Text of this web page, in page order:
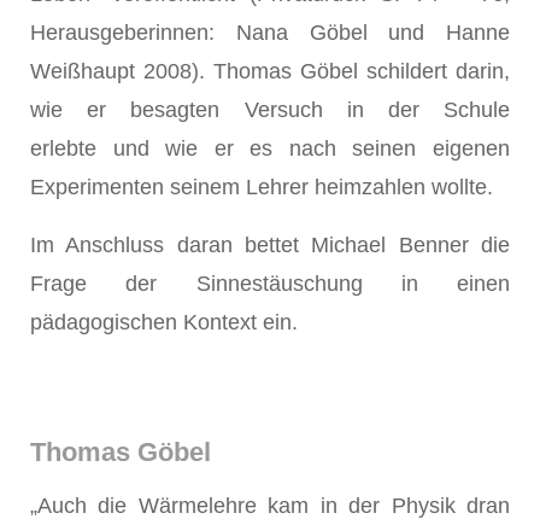
Herausgeberinnen: Nana Göbel und Hanne
Weißhaupt 2008). Thomas Göbel schildert darin,
wie er besagten Versuch in der Schule
erlebte und wie er es nach seinen eigenen
Experimenten seinem Lehrer heimzahlen wollte.
Im Anschluss daran bettet Michael Benner die
Frage der Sinnestäuschung in einen
pädagogischen Kontext ein.
Thomas Göbel
„Auch die Wärmelehre kam in der Physik dran